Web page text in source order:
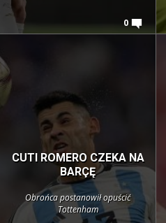
0
CUTI ROMERO CZEKA NA
BARÇĘ
Obrońca postanowił opuścić
Tottenham